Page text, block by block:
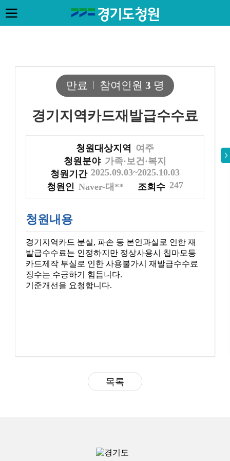
만료 참여인원 3 명
경기지역카드재발급수수료
청원대상지역 여주
청원분야 가족·보건·복지
청원기간 2025.09.03~2025.10.03
청원인 Naver-대** 조회수 247
청원내용
경기지역카드 분실, 파손 등 본인과실로 인한 재
발급수수료는 인정하지만 정상사용시 칩마모등
카드제작 부실로 인한 사용불가시 재발급수수료
징수는 수긍하기 힘듭니다.
기준개선을 요청합니다.
목록